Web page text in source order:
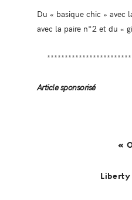
Du « basique chic » avec
avec la paire n°2 et du «
Article sponsorisé
«
Liberty